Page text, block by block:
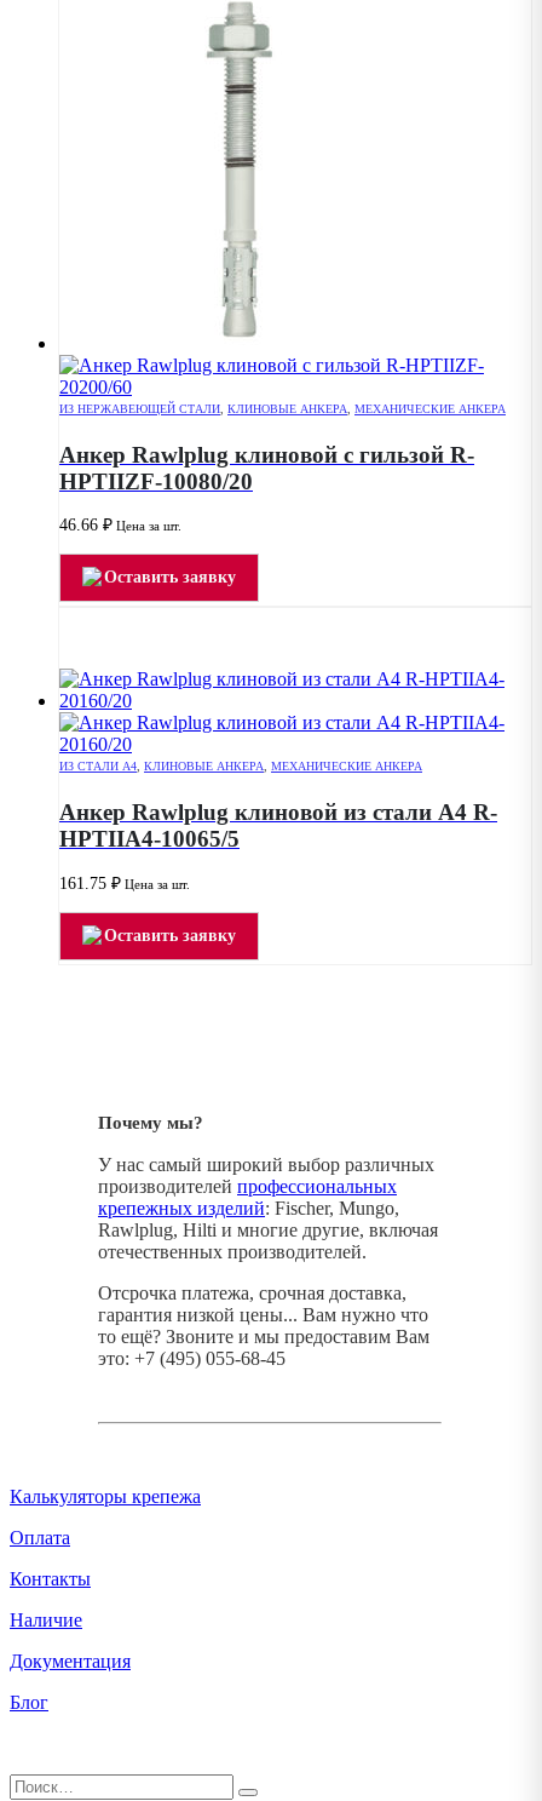
ИЗ НЕРЖАВЕЮЩЕЙ СТАЛИ КЛИНОВЫЕ АНКЕРА МЕХАНИЧЕСКИЕ АНКЕРА
Анкер Rawlplug клиновой с гильзой R-
HPTIIZF-10080/20
46.66 ₽ Цена за шт.
Оставить заявку
ИЗ СТАЛИ А4, КЛИНОВЫЕ АНКЕРА, МЕХАНИЧЕСКИЕ АНКЕРА
Анкер Rawlplug клиновой из стали А4 R-
HPTIIA4-10065/5
161.75 ₽ Цена за шт.
Оставить заявку
Почему мы?
У нас самый широкий выбор различных
производителей профессиональных
крепежных изделий: Fischer, Mungo,
Rawlplug, Hilti и многие другие, включая
отечественных производителей.
Отсрочка платежа, срочная доставка,
гарантия низкой цены... Вам нужно что
то ещё? Звоните и мы предоставим Вам
это: +7 (495) 055-68-45
Калькуляторы крепежа
Оплата
Контакты
Наличие
Документация
Блог